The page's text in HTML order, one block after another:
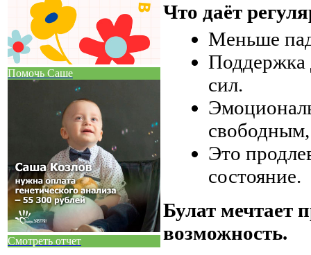
Помочь Саше
Смотреть отчет
Что даёт
Меньше
Поддержка
сил.
свободным,
Это
состояние.
Булат мечтает
возможность.